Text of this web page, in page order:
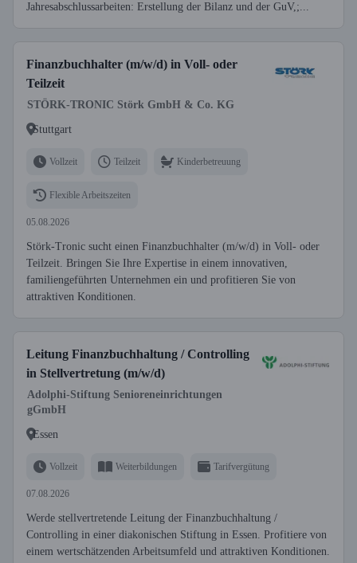
Jahresabschlussarbeiten: Erstellung der Bilanz und der GuV,;...
Finanzbuchhalter (m/w/d) in Voll- oder
Teilzeit
STÖRK-TRONIC Störk GmbH & Co. KG
Stuttgart
Vollzeit Teilzeit Kinderbetreuung
Flexible Arbeitszeiten
05.08.2026
Störk-Tronic sucht einen Finanzbuchhalter (m/w/d) in Voll- oder
Teilzeit. Bringen Sie Ihre Expertise in einem innovativen,
familiengeführten Unternehmen ein und profitieren Sie von
attraktiven Konditionen.
Leitung Finanzbuchhaltung / Controlling
in Stellvertretung (m/w/d)
Adolphi-Stiftung Senioreneinrichtungen
gGmbH
Essen
Vollzeit Weiterbildungen Tarifvergütung
07.08.2026
Werde stellvertretende Leitung der Finanzbuchhaltung /
Controlling in einer diakonischen Stiftung in Essen. Profitiere von
einem wertschätzenden Arbeitsumfeld und attraktiven Konditionen.